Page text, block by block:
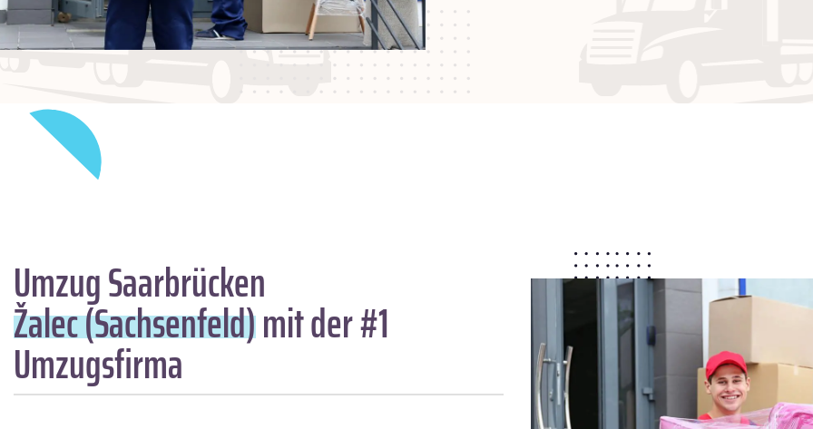
Umzug Saarbrücken
Žalec (Sachsenfeld)mit der #1
Umzugsfirma